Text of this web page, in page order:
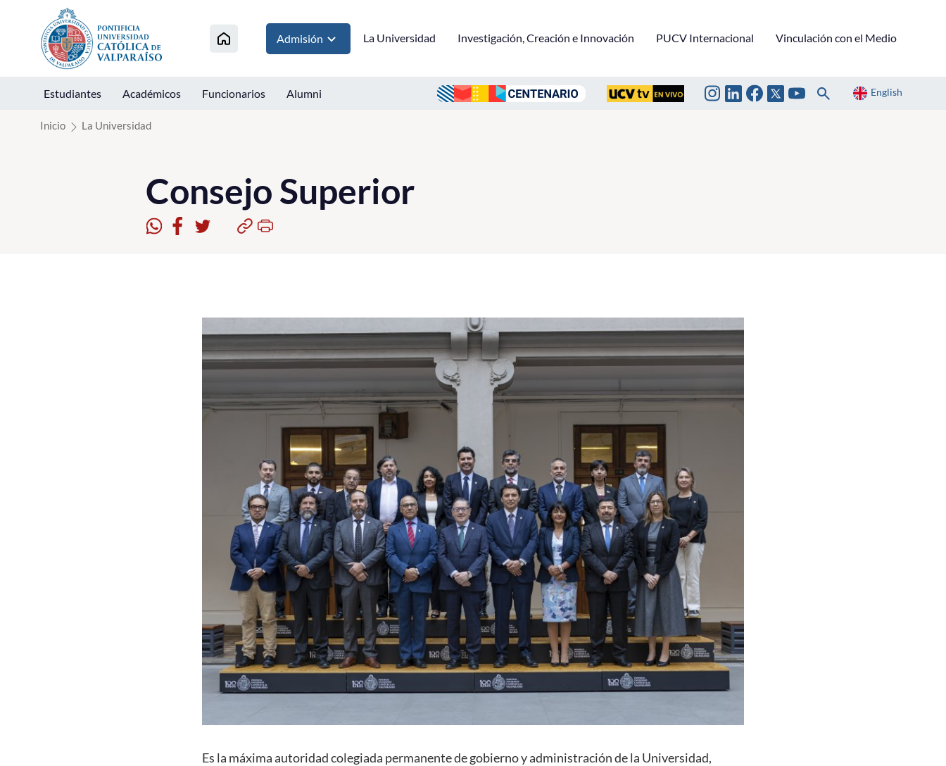
Click acá para ir directamente al contenido
Admisión La Universidad Investigación, Creación e Innovación PUCV Internacional Vinculación con el Medio
Estudiantes Académicos Funcionarios Alumni English
Inicio La Universidad
Consejo Superior
Es la máxima autoridad colegiada permanente de gobierno y administración de la Universidad,